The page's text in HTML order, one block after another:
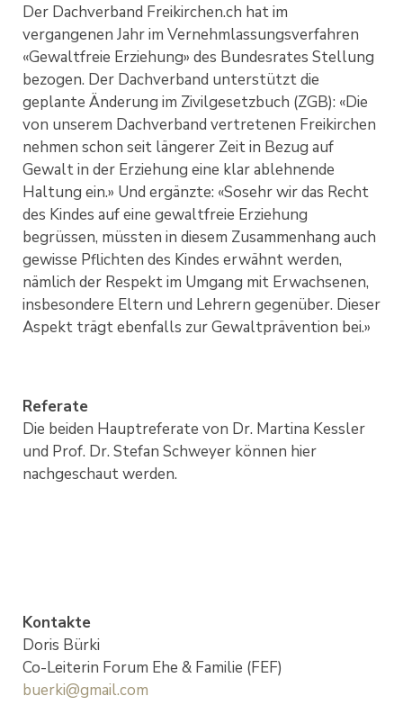
Der Dachverband Freikirchen.ch hat im
vergangenen Jahr im Vernehmlassungsverfahren
«Gewaltfreie Erziehung» des Bundesrates Stellung
bezogen. Der Dachverband unterstützt die
geplante Änderung im Zivilgesetzbuch (ZGB): «Die
von unserem Dachverband vertretenen Freikirchen
nehmen schon seit längerer Zeit in Bezug auf
Gewalt in der Erziehung eine klar ablehnende
Haltung ein.» Und ergänzte: «Sosehr wir das Recht
des Kindes auf eine gewaltfreie Erziehung
begrüssen, müssten in diesem Zusammenhang auch
gewisse Pflichten des Kindes erwähnt werden,
nämlich der Respekt im Umgang mit Erwachsenen,
insbesondere Eltern und Lehrern gegenüber. Dieser
Aspekt trägt ebenfalls zur Gewaltprävention bei.»
Referate
Die beiden Hauptreferate von Dr. Martina Kessler
und Prof. Dr. Stefan Schweyer können hier
nachgeschaut werden.
Kontakte
Doris Bürki
Co-Leiterin Forum Ehe & Familie (FEF)
buerki@gmail.com